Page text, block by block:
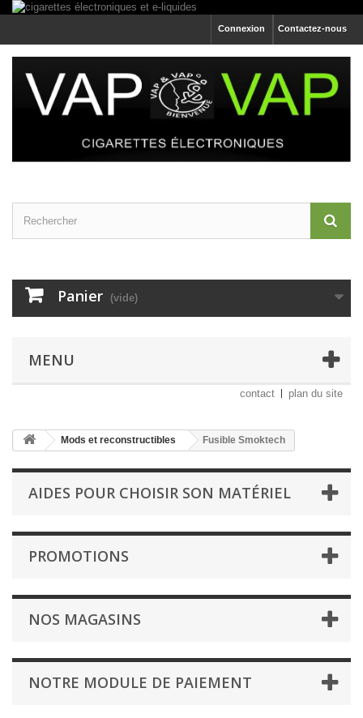
Contactez-nous
Connexion
Panier (vide)
MENU
contact plan du site
Mods et reconstructibles Fusible Smoktech
AIDES POUR CHOISIR SON MATÉRIEL
PROMOTIONS
NOS MAGASINS
NOTRE MODULE DE PAIEMENT